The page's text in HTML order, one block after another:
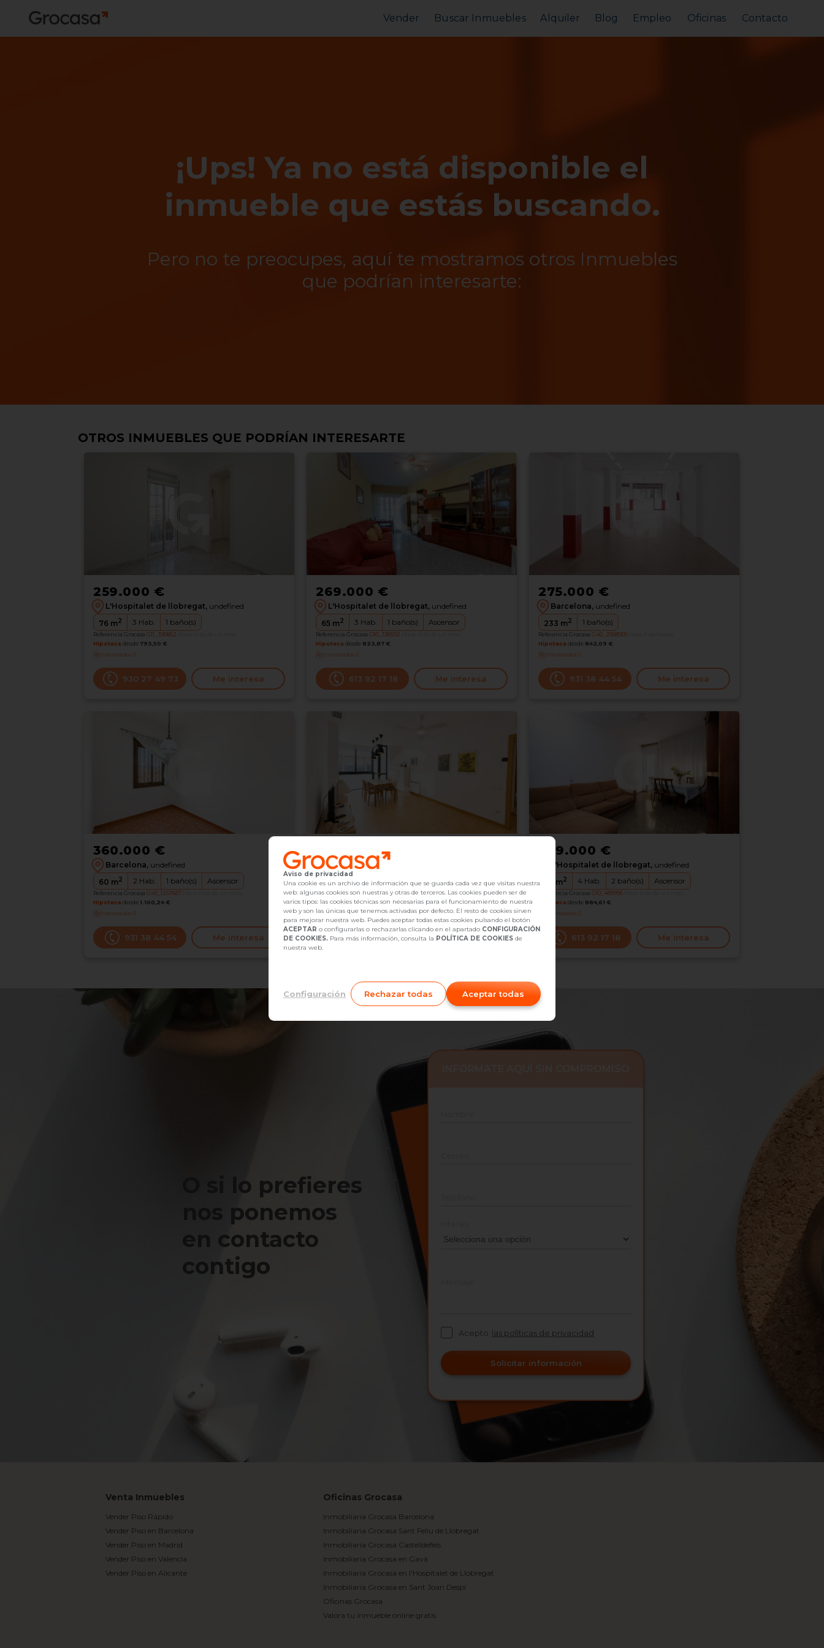
Vender Buscar Inmuebles Alquiler Blog Empleo Oficinas Contacto
¡Ups! Ya no está disponible el
inmueble que estás buscando.
Pero no te preocupes, aquí te mostramos otros Inmuebles
que podrían interesarte:
OTROS INMUEBLES QUE PODRÍAN INTERESARTE
259.000 €
L'Hospitalet de llobregat, undefined
76 m2 3 Hab. 1 baño(s)
Referencia Grocasa G11_390852
Hipoteca desde 793,50 €
Interesados0
930 27 49 73 Me interesa
269.000 €
L'Hospitalet de llobregat, undefined
65m2 3 Hab. 1 baño(s) Ascensor
Referencia Grocasa G10_338592
Hipoteca desde 823,87 €
Interesados0
613 92 17 18 Me interesa
275.000 €
Barcelona, undefined
233 m2 1 baño(s)
Referencia Grocasa G40_2068905
Hipoteca desde 842,09 €
Interesados0
931 38 44 54 Me interesa
360.000 €
Barcelona, undefined
60 m2 2 Hab. 1 baño(s) Ascensor
Referencia Grocasa G40_1257667
Hipoteca desde 1.100,24 €
Interesados0
931 38 44 54 Me interesa
575.000 €
Barcelona,undefined
90m 3Hab. 2baño(s) Ascensor
Referencia GrocasaG40_1251048Hace más de un mes
Hipotecadesde1.753,21 €
Interesados0
931 38 44 54 Me interesa
289.000 €
L'Hospitalet de llobregat, undefined
m2 4 Hab. 2 baño(s) Ascensor
Referencia Grocasa G10_489996
Hipoteca desde 884,61 €
Interesados0
613 92 17 18 Me interesa
O si lo prefieres
nos ponemos
en contacto
contigo
Acepto las políticas de privacidad
Solicitar información
Venta Inmuebles
Vender Piso Rápido
Vender Piso en Barcelona
Vender Piso en Madrid
Vender Piso en Valencia
Vender Piso en Alicante
Oficinas Grocasa
Inmobiliaria Grocasa Barcelona
Inmobiliaria Grocasa Sant Feliu de Llobregat
Inmobiliaria Grocasa Castelldefels
Inmobiliaria Grocasa en Gavà
Inmobiliaria Grocasa en l'Hospitalet de Llobregat
Inmobiliaria Grocasa en Sant Joan Despí
Oficinas Grocasa
Valora tu inmueble online gratis
Aviso de privacidad
Una cookie es un archivo de información que se guarda cada vez que visitas nuestra
web: algunas cookies son nuestras y otras de terceros. Las cookies pueden ser de
varios tipos: las cookies técnicas son necesarias para el funcionamiento de nuestra
web y son las únicas que tenemos activadas por defecto. El resto de cookies sirven
para mejorar nuestra web. Puedes aceptar todas estas cookies pulsando el botón
ACEPTAR o configurarlas o rechazarlas clicando en el apartado CONFIGURACIÓN
DE COOKIES. Para más información, consulta la POLÍTICA DE COOKIES de
nuestra web.
Configuración Rechazar todas Aceptar todas